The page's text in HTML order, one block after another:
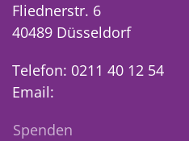
Fliednerstr. 6
40489 Düsseldorf
Telefon: 0211 40 12 54
Email:
Spenden